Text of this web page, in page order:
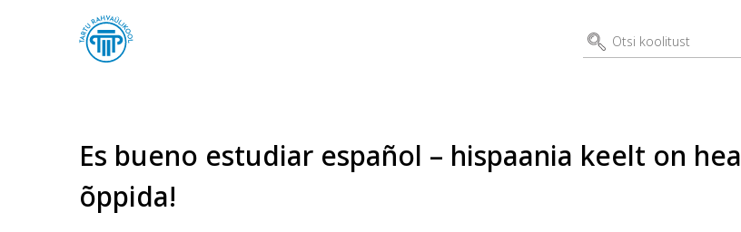
Es bueno estudiar español – hispaania keelt on hea
õppida!